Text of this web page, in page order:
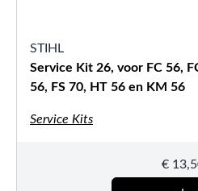
STIHL
Service Kit 26, voor FC 56,
56, FS 70, HT 56 en KM 56
Service Kits
€